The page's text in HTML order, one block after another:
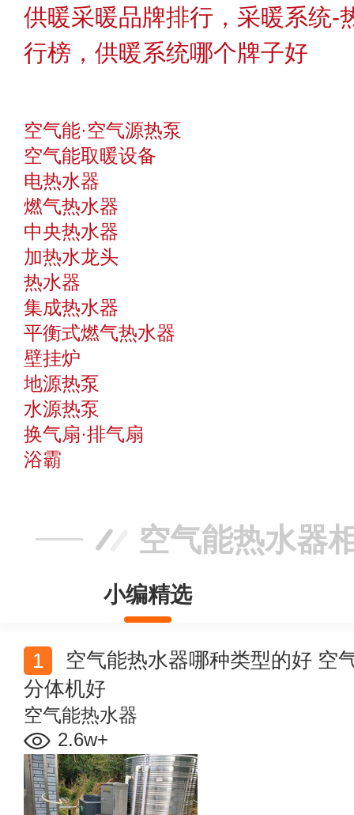
供暖采暖品牌排行，采暖系统-
行榜，供暖系统哪个牌子好
空气能·空气源热泵
空气能取暖设备
电热水器
燃气热水器
中央热水器
加热水龙头
热水器
集成热水器
平衡式燃气热水器
壁挂炉
地源热泵
水源热泵
换气扇·排气扇
浴霸
空气能热水器
小编精选
分体机好
空气能热水器
2.6w+